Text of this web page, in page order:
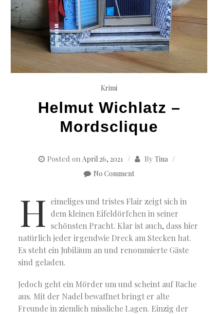
Krimi
Helmut Wichlatz –
Mordsclique
Posted on April 26, 2021 By Tina
No Comment
H eimeliges und tristes Flair zeigt sich in
dem kleinen Eifeldörfchen in seiner
schönsten Pracht. Klar ist auch, dass hier
natürlich jeder irgendwie Dreck am Stecken hat.
Es steht ein Jubiläum an und renommierte Gäste
sind geladen.
Jedoch geht ein Mörder um und scheint auf Rache
aus. Mit der Nadel bewaffnet bringt er alte
Freunde in ziemlich missliche Lagen. Einzig der